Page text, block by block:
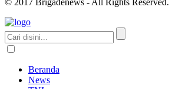
© 2017 Brigadenews - All Rights Reserved.
Beranda
News